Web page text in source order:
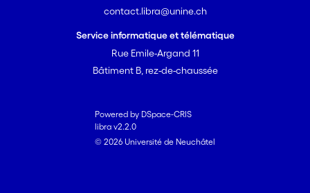
contact.libra@unine.ch
Service informatique et télématique
Rue Emile-Argand 11
Bâtiment B, rez-de-chaussée
Powered by DSpace-CRIS
libra v2.2.0
© 2026 Université de Neuchâtel